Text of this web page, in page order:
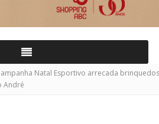
Natal Esportivo arrecada
André